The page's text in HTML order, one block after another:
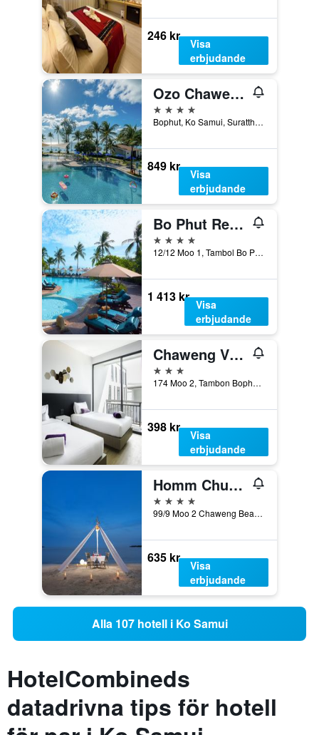
246 kr
Visa
erbjudande
Ozo Chaweng Samui - Sha Extra Plus
4 stjärnor
Bophut, Ko Samui, Suratthani, Ko Samui, Thailand
849 kr
Visa
erbjudande
Bo Phut Resort & Spa
4 stjärnor
12/12 Moo 1, Tambol Bo Phut, Ko Samui, Thailand
1 413 kr
Visa
erbjudande
Chaweng Villawee
3 stjärnor
174 Moo 2, Tambon Bophut, Chaweng Beach, Ko Samui, Thailand
398 kr
Visa
erbjudande
Homm Chura Samui
4 stjärnor
99/9 Moo 2 Chaweng Beach, Ko Samui, Thailand
635 kr
Visa
erbjudande
Alla 107 hotell i Ko Samui
HotelCombineds
datadrivna tips för hotell